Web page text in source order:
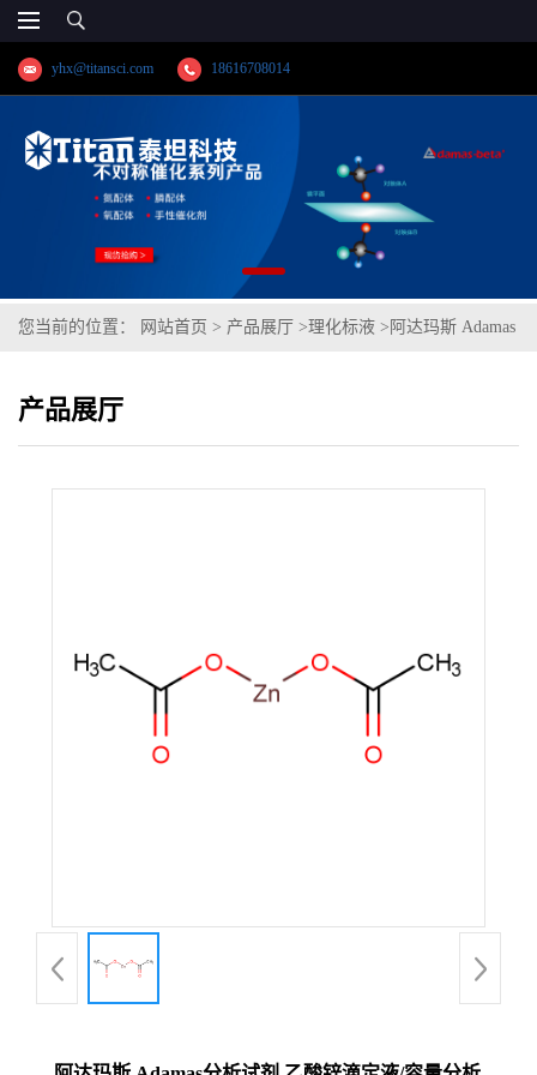
yhx@titansci.com 18616708014
您当前的位置： 网站首页 > 产品展厅 >理化标液 > 阿达玛斯 Adamas
500mL,≥98.0%
产品展厅